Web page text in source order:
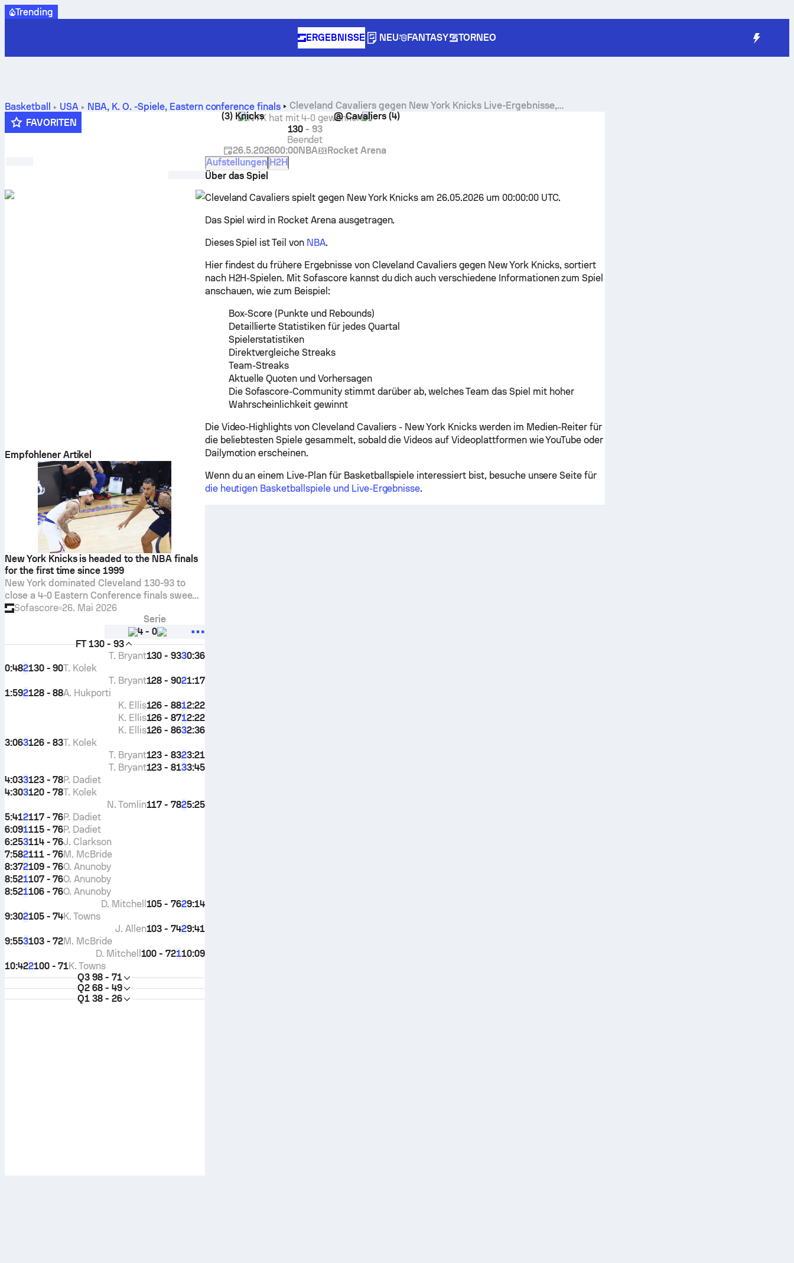
Trending
ERGEBNISSE NEU FANTASY TORNEO
Basketball USA NBA, K. O. -Spiele, Eastern conference finals
Cleveland Cavaliers gegen New York Knicks Live-Ergebnisse,
Direktvergleiche, Planung, Vorhersagen und Statistiken
FAVORITEN
(3) Knicks
NYK hat mit 4-0 gewonnen
130 - 93
Beendet
@Cavaliers (4)
26.5.202600:00NBA Rocket Arena
Empfohlener Artikel
New York Knicks is headed to the NBA finals
for the first time since 1999
New York dominated Cleveland 130-93 to
close a 4-0 Eastern Conference finals sweep,
winning the glass 60-33 and hitting 19 threes.
KAT led with a big double-double.
Sofascore 26. Mai 2026
Serie
4 - 0
FT 130 - 93
0:36
3
130 - 93
T. Bryant
0:482130 - 90T. Kolek
1:17
2
128 - 90
T. Bryant
1:592128 - 88A. Hukporti
2:22
1
126 - 88
K. Ellis
2:22
1
126 - 87
K. Ellis
2:36
3
126 - 86
K. Ellis
3:063126 - 83T. Kolek
3:21
2
123 - 83
T. Bryant
3:45
3
123 - 81
T. Bryant
4:033123 - 78P. Dadiet
4:303120 - 78T. Kolek
5:25
2
117 - 78
N. Tomlin
5:412117 - 76P. Dadiet
6:091115 - 76P. Dadiet
6:253114 - 76J. Clarkson
7:582111 - 76M. McBride
8:372109 - 76O. Anunoby
8:521107 - 76O. Anunoby
8:521106 - 76O. Anunoby
9:14
2
105 - 76
D. Mitchell
9:302105 - 74K. Towns
9:41
2
103 - 74
J. Allen
9:553103 - 72M. McBride
10:09
1
100 - 72
D. Mitchell
10:422100 - 71K. Towns
Q3 98 - 71
Q2 68 - 49
Q1 38 - 26
Aufstellungen H2H
Über das Spiel
Cleveland Cavaliers spielt gegen New York Knicks am 26.05.2026 um 00:00:00 UTC.
Das Spiel wird in Rocket Arena ausgetragen.
Dieses Spiel ist Teil von NBA.
Hier findest du frühere Ergebnisse von Cleveland Cavaliers gegen New York Knicks, sortiert
nach H2H-Spielen. Mit Sofascore kannst du dich auch verschiedene Informationen zum Spiel
anschauen, wie zum Beispiel:
Box-Score (Punkte und Rebounds)
Detaillierte Statistiken für jedes Quartal
Spielerstatistiken
Direktvergleiche Streaks
Team-Streaks
Aktuelle Quoten und Vorhersagen
Die Sofascore-Community stimmt darüber ab, welches Team das Spiel mit hoher
Wahrscheinlichkeit gewinnt
Die Video-Highlights von Cleveland Cavaliers - New York Knicks werden im Medien-Reiter für
die beliebtesten Spiele gesammelt, sobald die Videos auf Videoplattformen wie YouTube oder
Dailymotion erscheinen.
Wenn du an einem Live-Plan für Basketballspiele interessiert bist, besuche unsere Seite für
die heutigen Basketballspiele und Live-Ergebnisse.